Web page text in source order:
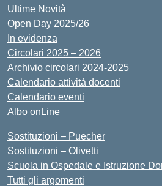
Ultime Novità
Open Day 2025/26
In evidenza
Circolari 2025 – 2026
Archivio circolari 2024-2025
Calendario attività docenti
Calendario eventi
Albo onLine
Sostituzioni – Puecher
Sostituzioni – Olivetti
Scuola in Ospedale e Istruzione
Tutti gli argomenti